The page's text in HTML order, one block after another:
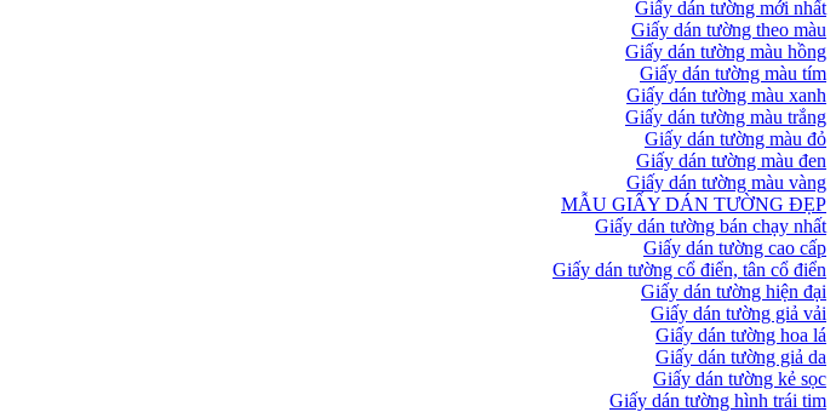
Giấy dán tường mới nhất
Giấy dán tường theo màu
Giấy dán tường màu hồng
Giấy dán tường màu tím
Giấy dán tường màu xanh
Giấy dán tường màu trắng
Giấy dán tường màu đỏ
Giấy dán tường màu đen
Giấy dán tường màu vàng
MẪU GIẤY DÁN TƯỜNG ĐẸP
Giấy dán tường bán chạy nhất
Giấy dán tường cao cấp
Giấy dán tường cổ điển, tân cổ điển
Giấy dán tường hiện đại
Giấy dán tường giả vải
Giấy dán tường hoa lá
Giấy dán tường giả da
Giấy dán tường kẻ sọc
Giấy dán tường hình trái tim